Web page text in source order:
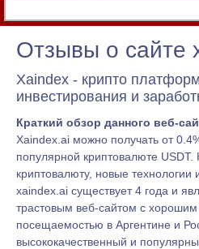
Отзывы о сайте
Xaindex - крипто
инвестирования и
Краткий обзор данного веб-
Xaindex.ai можно получать от
популярной криптовалюте USDT.
криптовалюту, новые
xaindex.ai существует 4 года и
трастовым веб-сайтом с
посещаемостью в Аргентине и
высококачественный и